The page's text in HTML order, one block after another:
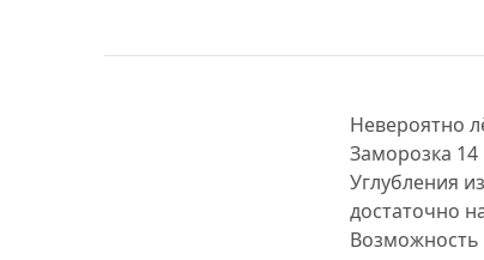
Невероятно
Заморозка
Углубления
достаточно
Возможность